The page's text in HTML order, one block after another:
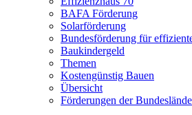
BAFA Förderung
Solarförderung
Bundesförderung für
Baukindergeld
Themen
Kostengünstig Bauen
Übersicht
Förderungen der